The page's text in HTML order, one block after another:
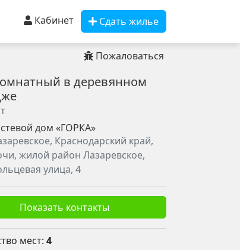
Кабинет Сдать жилье
Пожаловаться
в деревянном
дом «ГОРКА»
Краснодарский край,
жилой район Лазаревское,
улица, 4
Показать контакты
мест: 4